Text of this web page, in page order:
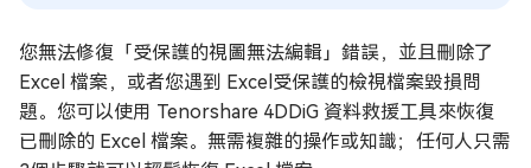
您無法修復「受保護的視圖無法編輯」錯誤，並且刪除了
Excel 檔案，或者您遇到 Excel受保護的檢視檔案毀損問
題。您可以使用 Tenorshare 4DDiG 資料救援工具來恢復
已刪除的 Excel 檔案。無需複雜的操作或知識；任何人只需